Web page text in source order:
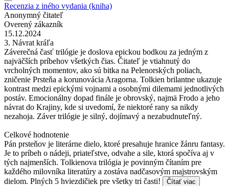
Recenzia z iného vydania (kniha)
Anonymný čitateľ
Overený zákazník
15.12.2024
3. Návrat kráľa
Záverečná časť trilógie je doslova epickou bodkou za jedným z
najväčších príbehov všetkých čias. Čitateľ je vtiahnutý do
vrcholných momentov, ako sú bitka na Pelenorských poliach,
zničenie Prsteňa a korunovácia Aragorna. Tolkien brilantne ukazuje
kontrast medzi epickými vojnami a osobnými dilemami jednotlivých
postáv. Emocionálny dopad finále je obrovský, najmä Frodo a jeho
návrat do Krajiny, kde si uvedomí, že niektoré rany sa nikdy
nezahoja. Záver trilógie je silný, dojímavý a nezabudnuteľný.
Celkové hodnotenie
Pán prsteňov je literárne dielo, ktoré presahuje hranice žánru fantasy.
Je to príbeh o nádeji, priateľstve, odvahe a sile, ktorá spočíva aj v
tých najmenších. Tolkienova trilógia je povinným čítaním pre
každého milovníka literatúry a zostáva nadčasovým majstrovským
dielom. Plných 5 hviezdičiek pre všetky tri časti!
Čítať viac